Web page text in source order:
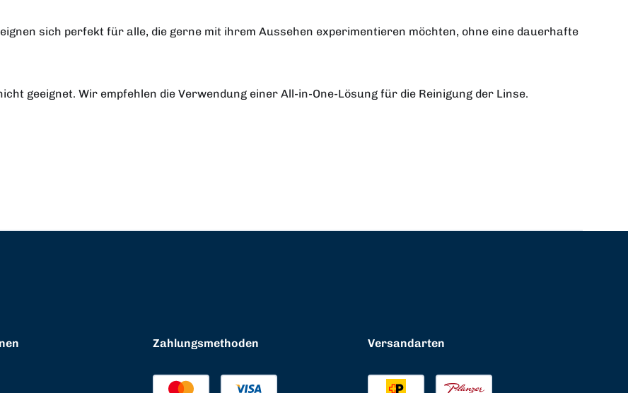
sich perfekt für alle, die gerne mit ihrem Aussehen experimentieren möchten, ohne eine dauerhafte
geeignet. Wir empfehlen die Verwendung einer All-in-One-Lösung für die Reinigung der Linse.
Zahlungsmethoden Versandarten